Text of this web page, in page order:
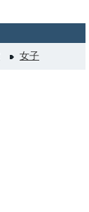
女子